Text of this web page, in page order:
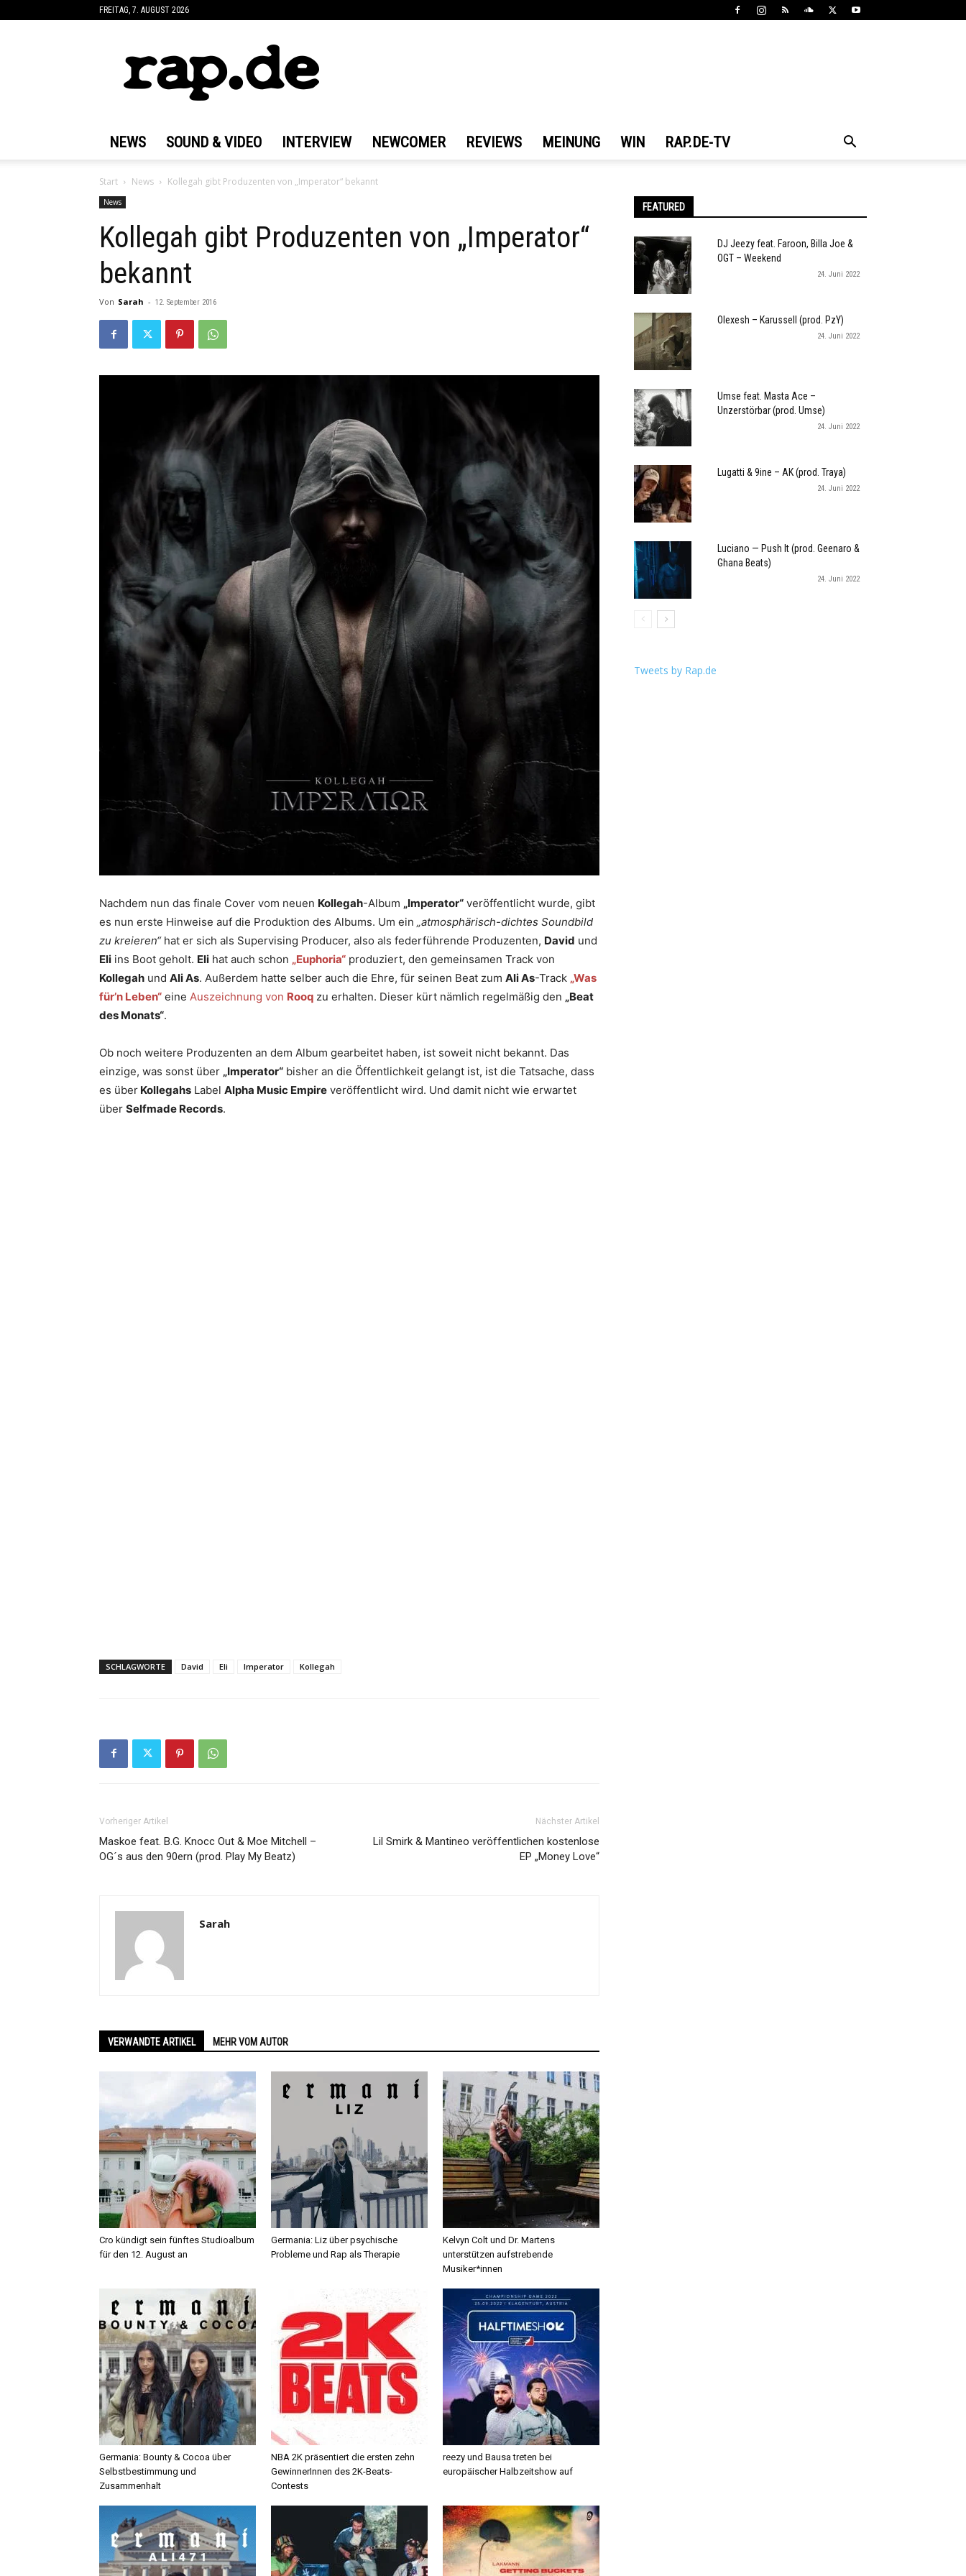
FREITAG, 7. AUGUST 2026
NEWS SOUND & VIDEO INTERVIEW NEWCOMER REVIEWS MEINUNG WIN RAP.DE-TV
Start News Kollegah gibt Produzenten von „Imperator“ bekannt
News
Kollegah gibt Produzenten von „Imperator“
bekannt
Von Sarah - 12. September 2016
Nachdem nun das finale Cover vom neuen Kollegah-Album „Imperator“ veröffentlicht wurde, gibt
es nun erste Hinweise auf die Produktion des Albums. Um ein „atmosphärisch-dichtes Soundbild
zu kreieren“hat er sich als Supervising Producer, also als federführende Produzenten, David und
Eli ins Boot geholt. Eli hat auch schon „Euphoria“ produziert, den gemeinsamen Track von
Kollegah und Ali As. Außerdem hatte selber auch die Ehre, für seinen Beat zum Ali As-Track „Was
für’n Leben“ eine Auszeichnung von Rooq zu erhalten. Dieser kürt nämlich regelmäßig den „Beat
des Monats“.
Ob noch weitere Produzenten an dem Album gearbeitet haben, ist soweit nicht bekannt. Das
einzige, was sonst über „Imperator“ bisher an die Öffentlichkeit gelangt ist, ist die Tatsache, dass
es über Kollegahs Label Alpha Music Empire veröffentlicht wird. Und damit nicht wie erwartet
über Selfmade Records.
SCHLAGWORTE David Eli Imperator Kollegah
Vorheriger Artikel
Maskoe feat. B.G. Knocc Out & Moe Mitchell –
OG´s aus den 90ern (prod. Play My Beatz)
Nächster Artikel
Lil Smirk & Mantineo veröffentlichen kostenlose
EP „Money Love“
Sarah
VERWANDTE ARTIKEL MEHR VOM AUTOR
Cro kündigt sein fünftes Studioalbum
für den 12. August an
Germania: Liz über psychische
Probleme und Rap als Therapie
Kelvyn Colt und Dr. Martens
unterstützen aufstrebende
Musiker*innen
Germania: Bounty & Cocoa über
Selbstbestimmung und
Zusammenhalt
NBA 2K präsentiert die ersten zehn
GewinnerInnen des 2K-Beats-
Contests
reezy und Bausa treten bei
europäischer Halbzeitshow auf
FEATURED
DJ Jeezy feat. Faroon, Billa Joe &
OGT – Weekend
24. Juni 2022
Olexesh – Karussell (prod. PzY)
24. Juni 2022
Umse feat. Masta Ace –
Unzerstörbar (prod. Umse)
24. Juni 2022
Lugatti & 9ine – AK (prod. Traya)
24. Juni 2022
Luciano — Push It (prod. Geenaro &
Ghana Beats)
24. Juni 2022
Tweets by Rap.de